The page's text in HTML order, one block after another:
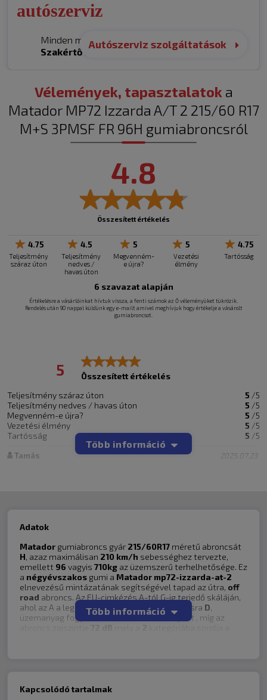
autószerviz
Minden márka. Egy helyen.
Szakértő kezekben.
Autószerviz szolgáltatások
Vélemények, tapasztalatok a
Matador MP72 Izzarda A/T 2 215/60 R17
M+S 3PMSF FR 96H gumiabroncsról
4.8
Összesített értékelés
4.75
Teljesítmény
száraz úton
4.5
Teljesítmény
nedves /
havas úton
5
Megvenném-
e újra?
5
Vezetési
élmény
4.75
Tartósság
6 szavazat alapján
Értékelésre a vásárlóinkat hívtuk vissza, a fenti számok az Ő véleményüket tükrözik.
Rendelés után 90 nappal küldünk egy e-mailt amivel meghívjuk hogy értékelje a vásárolt
gumiabroncsot.
5
Összesített értékelés
Teljesítmény száraz úton
5 /5
Teljesítmény nedves / havas úton 5 /5
Megvenném-e újra? 5 /5
Vezetési élmény 5 /5
Tartósság 5 /5
Tamás 2025.07.23
Csendes, jó a tapadása, ár érték arányában tökéletes. Nagyon meg
4.2
Összesített értékelés
Teljesítmény száraz úton
Teljesítmény nedves / havas úton
Az autó típusa Suzuki Jimny
Több információ
Adatok
Matador gumiabroncs gyár 215/60R17 méretű abroncsát
H, azaz maximálisan 210 km/h sebességhez tervezte,
emellett 96 vagyis 710kg az üzemszerű terhelhetősége. Ez
a négyévszakos gumi a Matador mp72-izzarda-at-2
elnevezésű mintázatának segítségével tapad az útra, off
road abroncs. Az EU-cimkézés A-tól G-ig terjedő skáláján,
ahol az A a legjobb értékelés, nedves tapadásra D,
üzemanyag fogyasztásraEértékelést kapott , míg az
72 dB 2
Több információ
Kapcsolódó tartalmak